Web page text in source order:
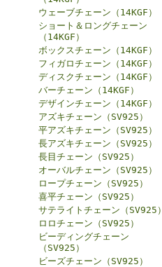
ウェーブチェーン（14KGF）
ショート＆ロングチェーン
（14KGF）
ボックスチェーン（14KGF）
フィガロチェーン（14KGF）
ディスクチェーン（14KGF）
バーチェーン（14KGF）
デザインチェーン（14KGF）
アズキチェーン（SV925）
平アズキチェーン（SV925）
長アズキチェーン（SV925）
長目チェーン（SV925）
オーバルチェーン（SV925）
ロープチェーン（SV925）
喜平チェーン（SV925）
サテライトチェーン（SV925）
ロロチェーン（SV925）
ビーディングチェーン
（SV925）
ビーズチェーン（SV925）